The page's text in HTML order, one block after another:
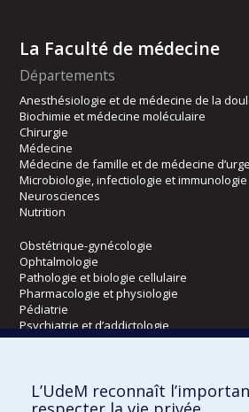
La Faculté de médecine
Départements
Anesthésiologie et de médecine de la
Biochimie et médecine moléculaire
Chirurgie
Médecine
Médecine de famille et de médecine
Microbiologie, infectiologie et immunologie
Neurosciences
Nutrition
Obstétrique-gynécologie
Ophtalmologie
Pathologie et biologie cellulaire
Pharmacologie et physiologie
Pédiatrie
Psychiatrie et d’addictologie
Radiologie, radio-oncologie et médecine
Écoles
L’UdeM reconnaît